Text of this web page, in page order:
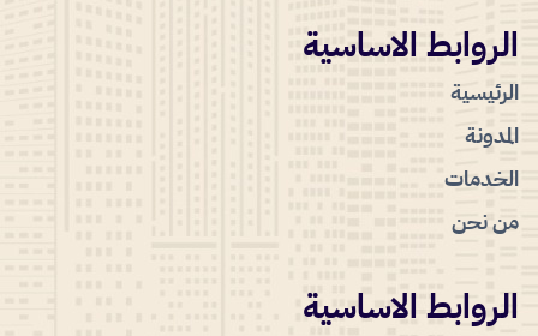
الروابط الاساسية
الرئيسية
المدونة
الخدمات
من نحن
الروابط الاساسية